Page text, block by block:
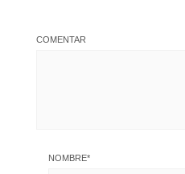
COMENTAR
NOMBRE*